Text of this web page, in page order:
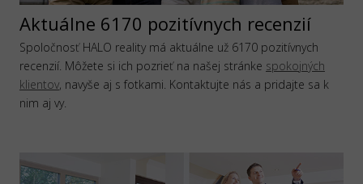
Aktuálne 6170 pozitívnych recenzií
Spoločnosť HALO reality má aktuálne už 6170 pozitívnych
recenzií. Môžete si ich pozrieť na našej stránke spokojných
klientov, navyše aj s fotkami. Kontaktujte nás a pridajte sa k
nim aj vy.